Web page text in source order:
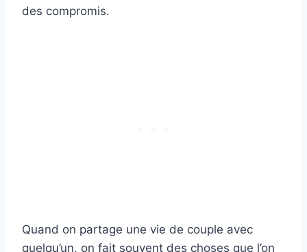
des compromis.
Quand on partage une vie de couple avec
quelqu’un, on fait souvent des choses que l’on